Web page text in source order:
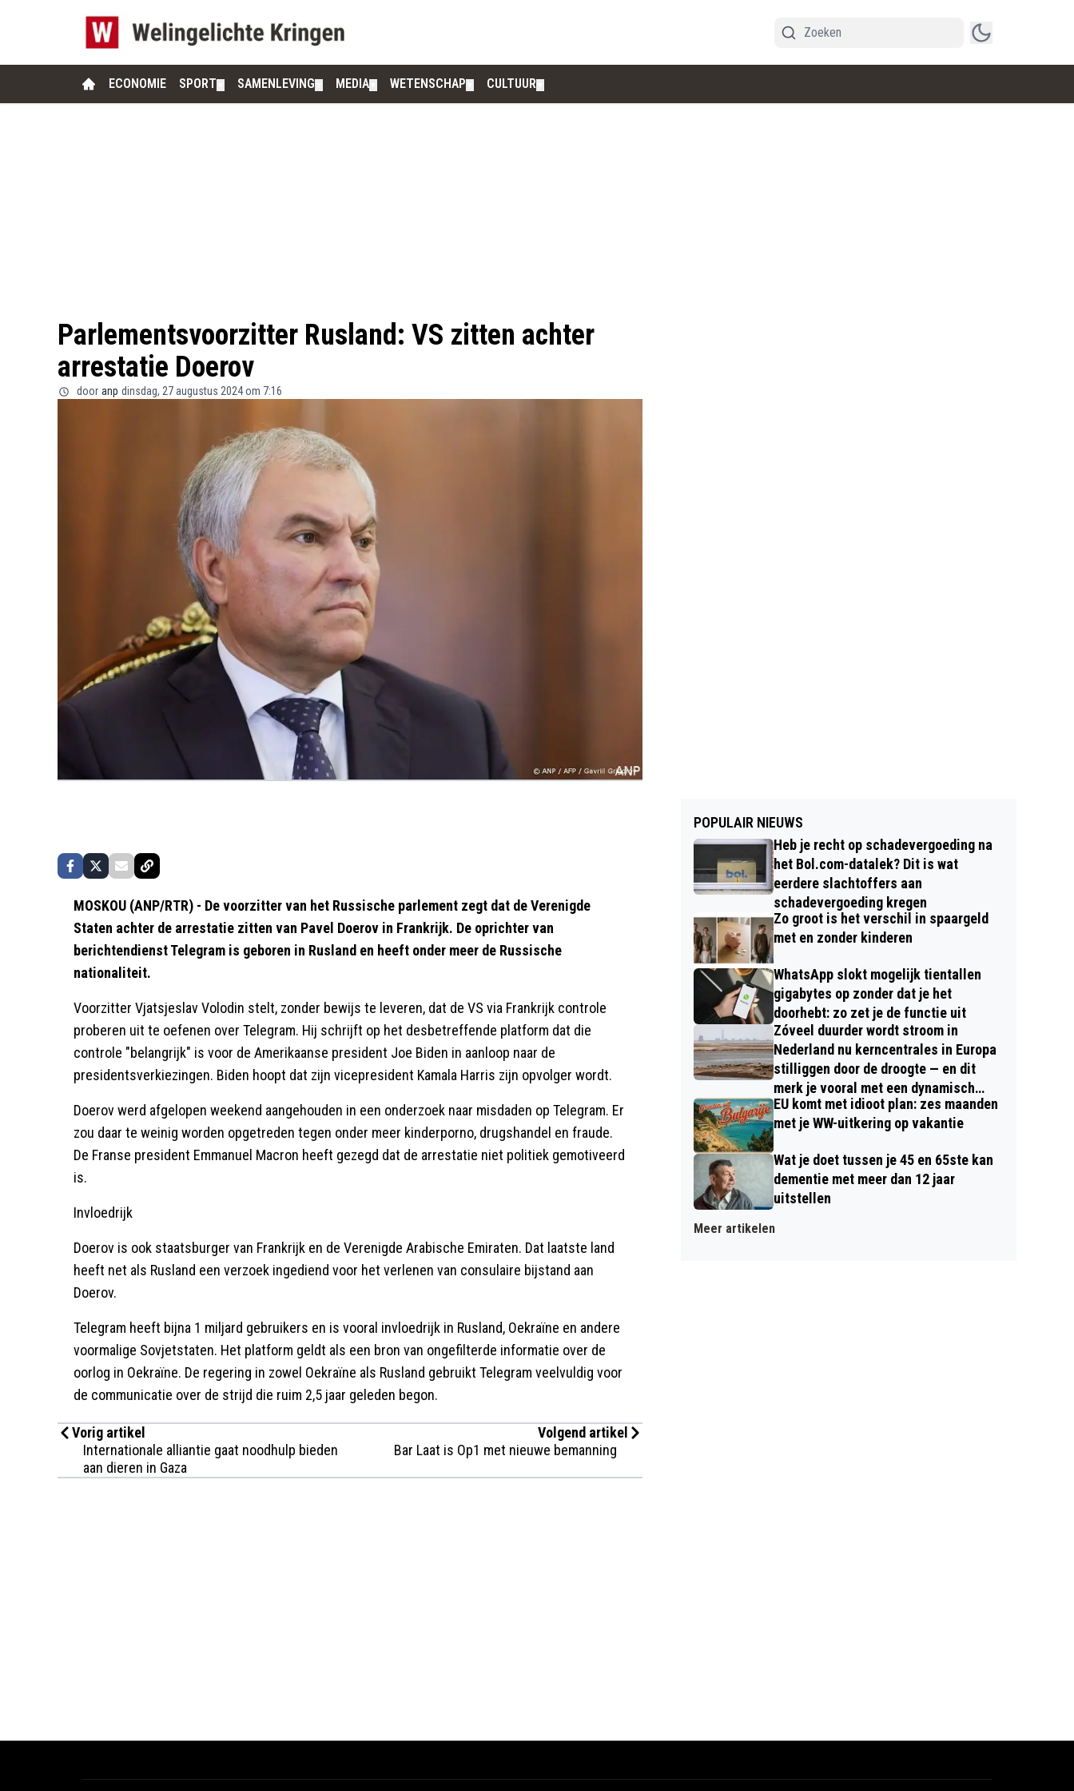
ECONOMIE SPORT SAMENLEVING MEDIA WETENSCHAP CULTUUR
Parlementsvoorzitter Rusland: VS zitten achter
arrestatie Doerov
door anp dinsdag, 27 augustus 2024 om 7:16
MOSKOU (ANP/RTR) - De voorzitter van het Russische parlement zegt dat de Verenigde
Staten achter de arrestatie zitten van Pavel Doerov in Frankrijk. De oprichter van
berichtendienst Telegram is geboren in Rusland en heeft onder meer de Russische
nationaliteit.
Voorzitter Vjatsjeslav Volodin stelt, zonder bewijs te leveren, dat de VS via Frankrijk controle
proberen uit te oefenen over Telegram. Hij schrijft op het desbetreffende platform dat die
controle "belangrijk" is voor de Amerikaanse president Joe Biden in aanloop naar de
presidentsverkiezingen. Biden hoopt dat zijn vicepresident Kamala Harris zijn opvolger wordt.
Doerov werd afgelopen weekend aangehouden in een onderzoek naar misdaden op Telegram. Er
zou daar te weinig worden opgetreden tegen onder meer kinderporno, drugshandel en fraude.
De Franse president Emmanuel Macron heeft gezegd dat de arrestatie niet politiek gemotiveerd
is.
Invloedrijk
Doerov is ook staatsburger van Frankrijk en de Verenigde Arabische Emiraten. Dat laatste land
heeft net als Rusland een verzoek ingediend voor het verlenen van consulaire bijstand aan
Doerov.
Telegram heeft bijna 1 miljard gebruikers en is vooral invloedrijk in Rusland, Oekraïne en andere
voormalige Sovjetstaten. Het platform geldt als een bron van ongefilterde informatie over de
oorlog in Oekraïne. De regering in zowel Oekraïne als Rusland gebruikt Telegram veelvuldig voor
de communicatie over de strijd die ruim 2,5 jaar geleden begon.
Vorig artikel
Internationale alliantie gaat noodhulp bieden
aan dieren in Gaza
Volgend artikel
Bar Laat is Op1 met nieuwe bemanning
POPULAIR NIEUWS
Heb je recht op schadevergoeding na
het Bol.com-datalek? Dit is wat
eerdere slachtoffers aan
schadevergoeding kregen
Zo groot is het verschil in spaargeld
met en zonder kinderen
WhatsApp slokt mogelijk tientallen
gigabytes op zonder dat je het
doorhebt: zo zet je de functie uit
Zóveel duurder wordt stroom in
Nederland nu kerncentrales in Europa
stilliggen door de droogte — en dit
merk je vooral met een dynamisch
contract
EU komt met idioot plan: zes maanden
met je WW-uitkering op vakantie
Wat je doet tussen je 45 en 65ste kan
dementie met meer dan 12 jaar
uitstellen
Meer artikelen